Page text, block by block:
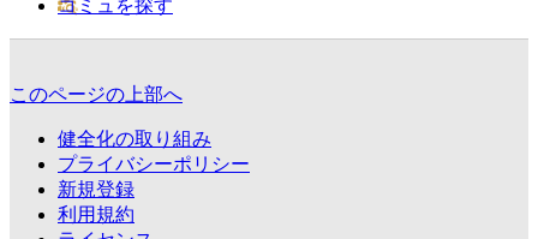
コミュを探す
このページの上部へ
健全化の取り組み
プライバシーポリシー
新規登録
利用規約